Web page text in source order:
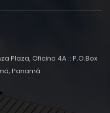
Plaza, Oficina 4A :: P.O.Box
Panamá.